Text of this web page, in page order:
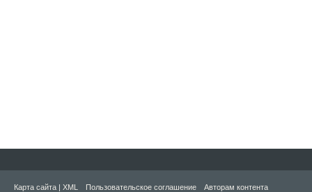
Карта сайта | XML Пользовательское соглашение
Авторам контента